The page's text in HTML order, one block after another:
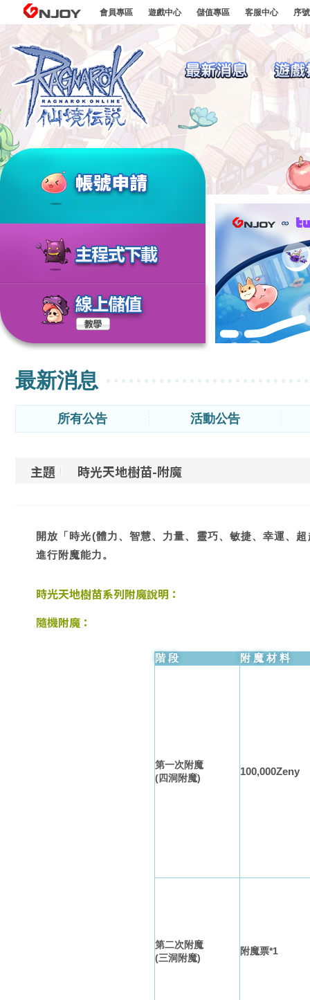
GNJOY會員專區 遊戲中心 儲值專區 客服中心 序
最新消息
所有公告 活動公告
主題 時光天地樹苗-附魔
開放「時光(體力、智慧、力量、靈巧、敏捷、幸運、
進行附魔能力。
時光天地樹苗系列附魔說明：
隨機附魔：
階段 附魔材料
第一次附魔
(四洞附魔)
100,000Zeny
第二次附魔
(三洞附魔)
附魔票*1